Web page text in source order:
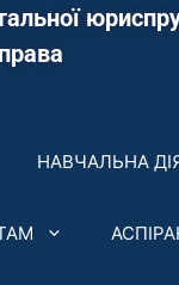
НАВЧАЛЬНА